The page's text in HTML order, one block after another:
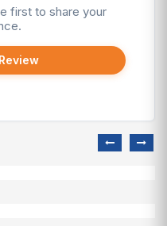
first to share your